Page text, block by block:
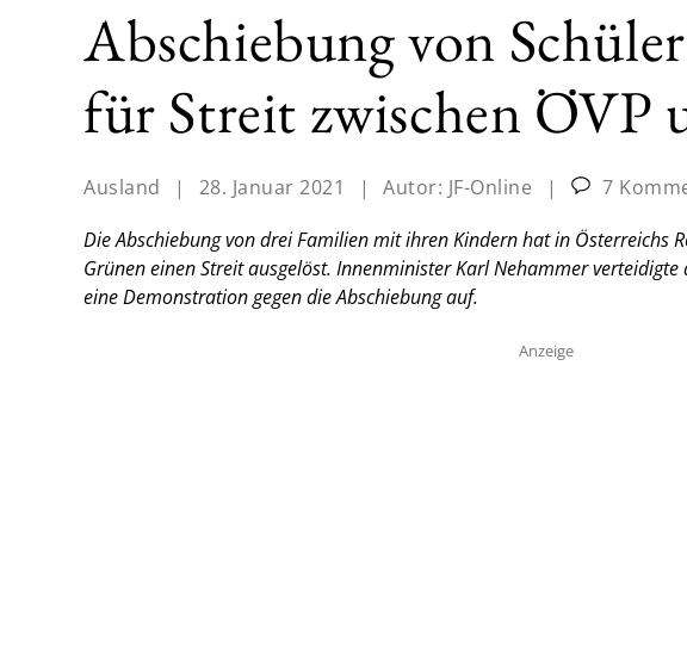
Abschiebung von
für Streit zwischen ÖVP
Ausland | 28. Januar 2021 | Autor: JF-Online |
7
Die Abschiebung von drei Familien mit ihren Kindern hat in Österreichs
Grünen einen Streit ausgelöst. Innenminister Karl Nehammer
eine Demonstration gegen die Abschiebung auf.
Anzeige